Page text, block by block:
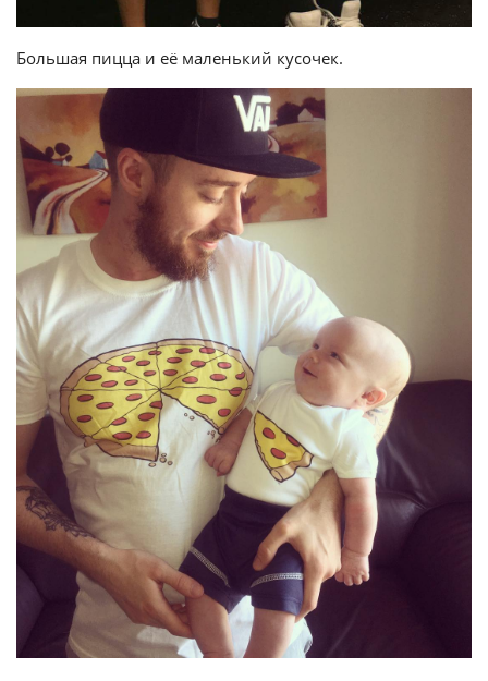
Большая пицца и её маленький кусочек.